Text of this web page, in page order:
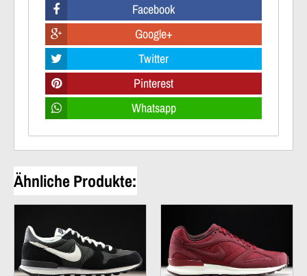
Facebook
Google+
Twitter
Pinterest
Whatsapp
Ähnliche Produkte: